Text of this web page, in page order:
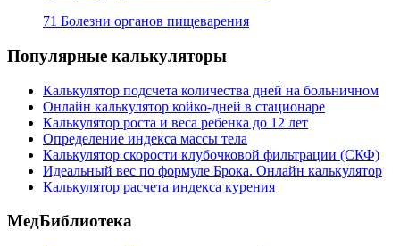
71 Болезни органов пищеварения
Популярные калькуляторы
Калькулятор подсчета количества дней на больничном
Онлайн калькулятор койко-дней в стационаре
Калькулятор роста и веса ребенка до 12 лет
Определение индекса массы тела
Калькулятор скорости клубочковой фильтрации (СКФ)
Идеальный вес по формуле Брока. Онлайн калькулятор
Калькулятор расчета индекса курения
МедБиблиотека